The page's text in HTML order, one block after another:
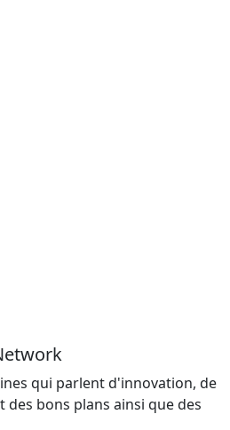
qui parlent d'innovation, de
des bons plans ainsi que des